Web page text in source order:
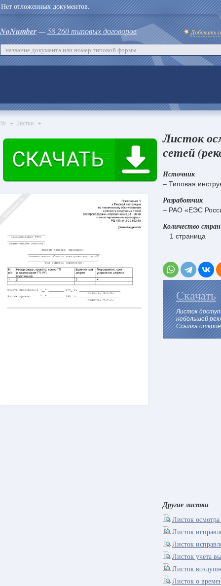
Нет отложенных документов.
NoNumber—58 260 типовых договоров Добавить
№ Листки
Листок
сетей
Источник
– Типовая
Разработчик
– РАО «ЕЭС
Количество
1 страница
Скачать
Листок
небольшой
Ссылка
Другие листки
Листок
Листок
Листок
Листок учета
Листок
Листок о